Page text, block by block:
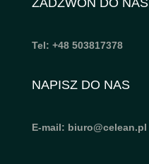
Tel: +48 503817378
NAPISZ DO NAS
E-mail: biuro@celean.pl